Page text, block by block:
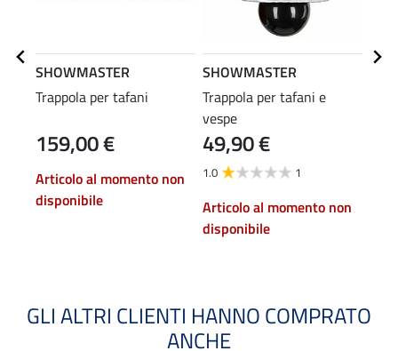
SHOWMASTER
Trappola per tafani
159,00 €
Articolo al momento non
disponibile
SHOWMASTER
Trappola per tafani e
vespe
49,90 €
1.0 1
Articolo al momento non
disponibile
GLI ALTRI CLIENTI HANNO COMPRATO
ANCHE